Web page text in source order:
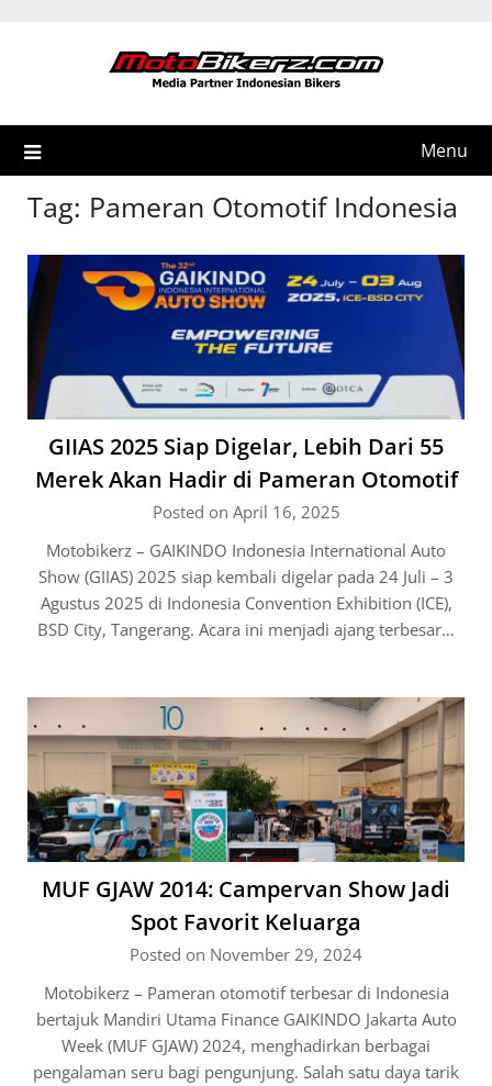
Menu
Tag: Pameran Otomotif Indonesia
GIIAS 2025 Siap Digelar, Lebih Dari 55
Merek Akan Hadir di Pameran Otomotif
Posted on April 16, 2025
Motobikerz – GAIKINDO Indonesia International Auto
Show (GIIAS) 2025 siap kembali digelar pada 24 Juli – 3
Agustus 2025 di Indonesia Convention Exhibition (ICE),
BSD City, Tangerang. Acara ini menjadi ajang terbesar…
MUF GJAW 2014: Campervan Show Jadi
Spot Favorit Keluarga
Posted on November 29, 2024
Motobikerz – Pameran otomotif terbesar di Indonesia
bertajuk Mandiri Utama Finance GAIKINDO Jakarta Auto
Week (MUF GJAW) 2024, menghadirkan berbagai
pengalaman seru bagi pengunjung. Salah satu daya tarik